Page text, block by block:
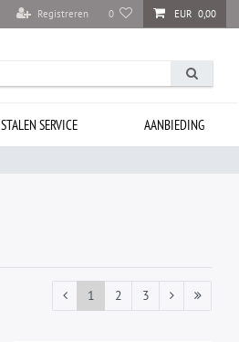
Registreren 0 EUR 0,00
STALEN SERVICE AANBIEDING
1 2 3